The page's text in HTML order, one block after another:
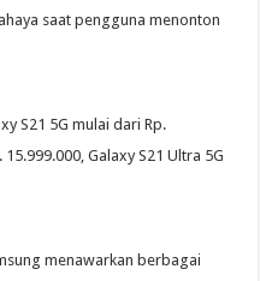
saat pengguna menonton
S21 5G mulai dari Rp.
Galaxy S21 Ultra 5G
menawarkan berbagai